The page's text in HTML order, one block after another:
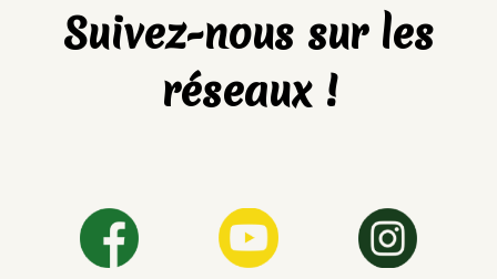
Suivez-nous sur les
réseaux !